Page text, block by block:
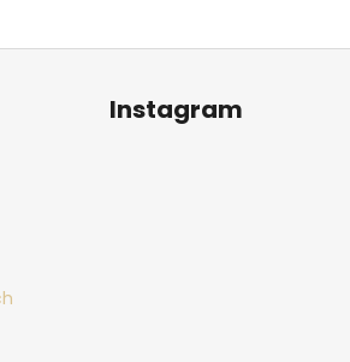
Instagram